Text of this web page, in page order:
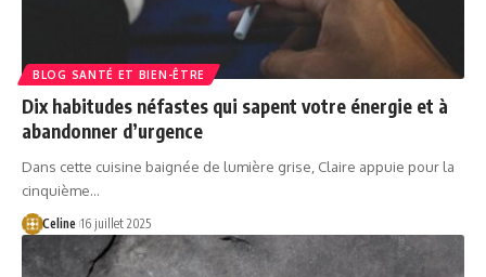
BLOG SANTÉ ET BIEN-ÊTRE
Dix habitudes néfastes qui sapent votre énergie et à
abandonner d’urgence
Dans cette cuisine baignée de lumière grise, Claire appuie pour la
cinquième…
Celine 16 juillet 2025